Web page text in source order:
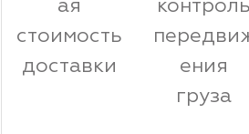
ая
стоимость
доставки
контроль
ения
груза